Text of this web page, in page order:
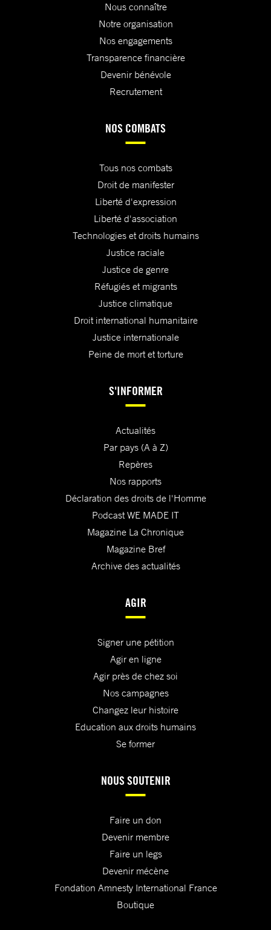
Nous connaître
Notre organisation
Nos engagements
Transparence financière
Devenir bénévole
Recrutement
NOS COMBATS
Tous nos combats
Droit de manifester
Liberté d'expression
Liberté d'association
Technologies et droits humains
Justice raciale
Justice de genre
Réfugiés et migrants
Justice climatique
Droit international humanitaire
Justice internationale
Peine de mort et torture
S'INFORMER
Actualités
Par pays (A à Z)
Repères
Nos rapports
Déclaration des droits de l'Homme
Podcast WE MADE IT
Magazine La Chronique
Magazine Bref
Archive des actualités
AGIR
Signer une pétition
Agir en ligne
Agir près de chez soi
Nos campagnes
Changez leur histoire
Education aux droits humains
Se former
NOUS SOUTENIR
Faire un don
Devenir membre
Faire un legs
Devenir mécène
Fondation Amnesty International France
Boutique